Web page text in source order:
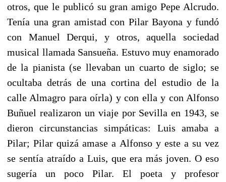
otros, que le publicó su gran amigo Pepe Alcrudo.
Tenía una gran amistad con Pilar Bayona y fundó
con Manuel Derqui, y otros, aquella sociedad
musical llamada Sansueña. Estuvo muy enamorado
de la pianista (se llevaban un cuarto de siglo; se
ocultaba detrás de una cortina del estudio de la
calle Almagro para oírla) y con ella y con Alfonso
Buñuel realizaron un viaje por Sevilla en 1943, se
dieron circunstancias simpáticas: Luis amaba a
Pilar; Pilar quizá amase a Alfonso y este a su vez
se sentía atraído a Luis, que era más joven. O eso
sugería un poco Pilar. El poeta y profesor